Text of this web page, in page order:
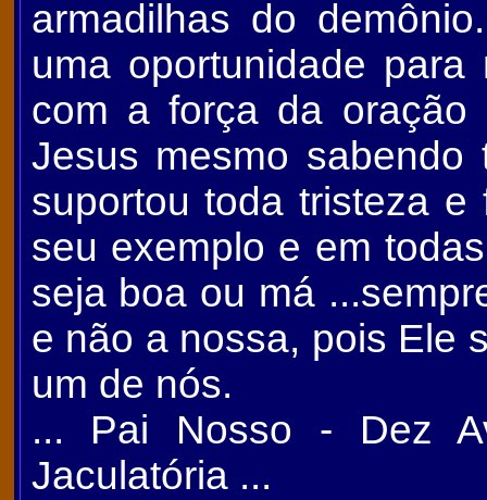
armadilhas do
uma oportunidade
com a força da oração
Jesus mesmo
suportou toda tristeza
seu exemplo e em
seja boa ou má
e não a nossa, pois Ele
um de nós.
... Pai Nosso - Dez
Jaculatória ...